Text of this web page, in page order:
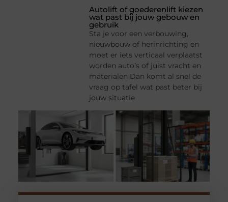
Autolift of goederenlift kiezen
wat past bij jouw gebouw en
gebruik
Sta je voor een verbouwing,
nieuwbouw of herinrichting en
moet er iets verticaal verplaatst
worden auto’s of juist vracht en
materialen Dan komt al snel de
vraag op tafel wat past beter bij
jouw situatie